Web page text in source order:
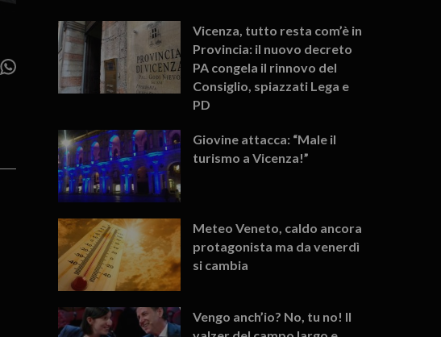
Vicenza, tutto resta com’è in
Provincia: il nuovo decreto
PA congela il rinnovo del
Consiglio, spiazzati Lega e
PD
Giovine attacca: “Male il
turismo a Vicenza!”
Meteo Veneto, caldo ancora
protagonista ma da venerdì
si cambia
Vengo anch’io? No, tu no! Il